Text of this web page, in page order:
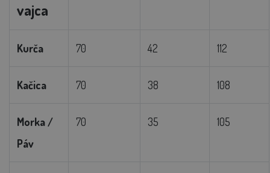
vajca
Kurča 70 42 112
Kačica 70 38 108
Morka /
Páv
70 35 105